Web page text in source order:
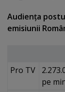
Audienţa
emisiunii
Pro TV
pe